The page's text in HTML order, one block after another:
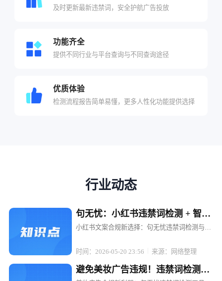
及时更新最新违禁词，安全护航广告投放
功能齐全
提供不同行业与平台查询与不同查询途径
优质体验
检测流程报告简单易懂，更多人性化功能提供选择
行业动态
句无忧：小红书违禁词检测 + 智能
替换，文案不打折
小红书文案合规新选择：句无忧违禁词检测与智
望通过优质内容吸引粉丝、提升转化。然而，违
禁词的存在却像一颗颗隐形的地雷...
时间：2026-05-20 23:56 来源：网络整理
避免美妆广告违规！违禁词检测工